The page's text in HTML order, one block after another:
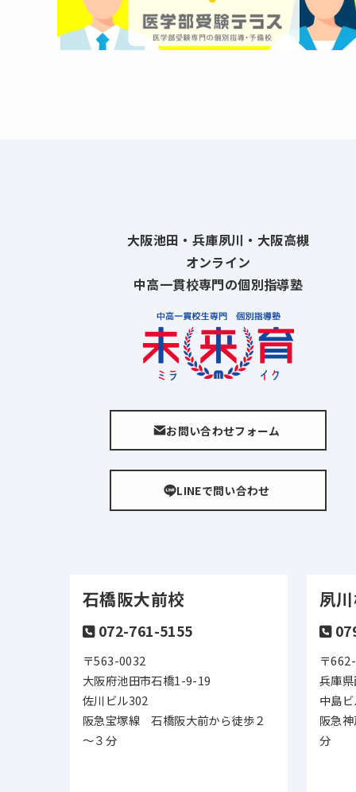
大阪池田・兵庫夙川・大阪高槻
オンライン
中高一貫校専門の個別指導塾
お問い合わせフォーム
LINEで問い合わせ
石橋阪大前校
072-761-5155
〒563-0032
大阪府池田市石橋1-9-19
佐川ビル302
阪急宝塚線 石橋阪大前から徒歩２
～３分
夙
〒
兵庫
中島
阪急
分